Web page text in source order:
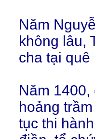
Năm
không lâu,
cha tại
Năm
hoảng
tục thi